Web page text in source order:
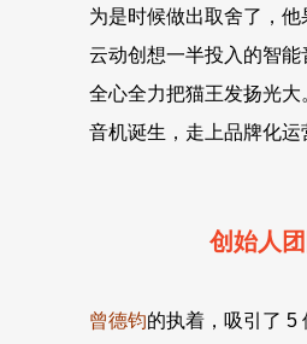
为是时候做出取舍了，他
云动创想一半投入的智能
全心全力把猫王发扬光大
音机诞生，走上品牌化运
创始人
曾德钧的执着，吸引了 5